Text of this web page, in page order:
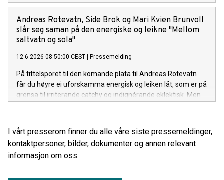
Andreas Rotevatn, Side Brok og Mari Kvien Brunvoll
slår seg saman på den energiske og leikne "Mellom
saltvatn og sola"
12.6.2026 08:50:00 CEST Pressemelding
På tittelsporet til den komande plata til Andreas Rotevatn
får du høyre ei uforskamma energisk og leiken låt, som er på
grensa til irriterande catchy og indignérande eklektisk. Men
Brok og Mari Kvien Brunvoll med på laget, får lyttaren servert
ei låt med ein unik smak av vestlandsk groove. "Mellom
saltvatn og sola" feat. Side Brok og Mari Kvien Brunvoll er ute
no. Lytt her!
I vårt presserom finner du alle våre siste pressemeldinger,
kontaktpersoner, bilder, dokumenter og annen relevant
informasjon om oss.